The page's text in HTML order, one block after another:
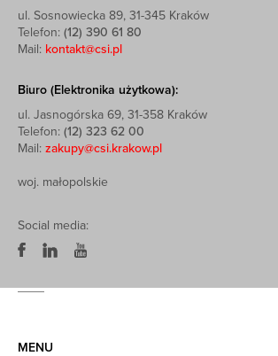
ul. Sosnowiecka 89, 31-345 Kraków
Telefon: (12) 390 61 80
Mail: kontakt@csi.pl
Biuro (Elektronika użytkowa):
ul. Jasnogórska 69, 31-358 Kraków
Telefon: (12) 323 62 00
Mail: zakupy@csi.krakow.pl
woj. małopolskie
Social media:
MENU